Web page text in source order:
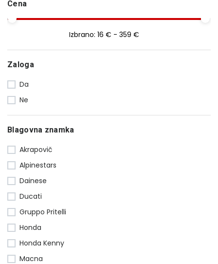
Cena
Izbrano: 16 € - 359 €
Zaloga
Da
Ne
Blagovna znamka
Akrapovič
Alpinestars
Dainese
Ducati
Gruppo Pritelli
Honda
Honda Kenny
Macna